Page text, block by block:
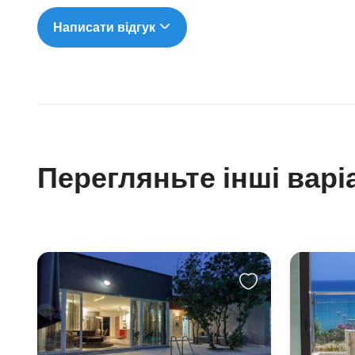
Написати відгук
Перегляньте інші